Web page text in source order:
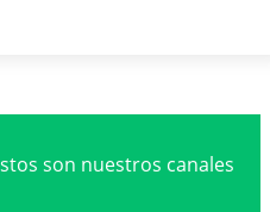
son nuestros canales